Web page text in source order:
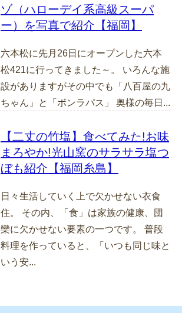
ゾ（ハローデイ系高級スーパ
ー）を写真で紹介【福岡】
六本松に先月26日にオープンした六本
松421に行ってきました～。 いろんな施
設がありますがその中でも「八百屋の九
ちゃん」と「ボンラパス」 奥様の毎日...
【二丈の竹塩】食べてみた!お味
まろやか!光山窯のサラサラ塩つ
ぼも紹介【福岡糸島】
日々生活していく上で欠かせない衣食
住。 その内、「食」は家族の健康、団
欒に欠かせない要素の一つです。 普段
料理を作っていると、「いつも同じ味と
いう安...